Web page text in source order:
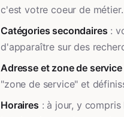
c'est votre coeur de métier.
Catégories secondaires :
d'apparaître sur des
Adresse et zone de service
"zone de service" et
Horaires : à jour, y